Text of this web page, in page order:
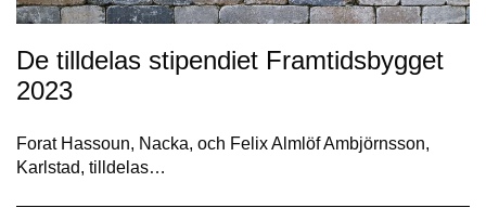
De tilldelas stipendiet Framtidsbygget
2023
Forat Hassoun, Nacka, och Felix Almlöf Ambjörnsson,
Karlstad, tilldelas…